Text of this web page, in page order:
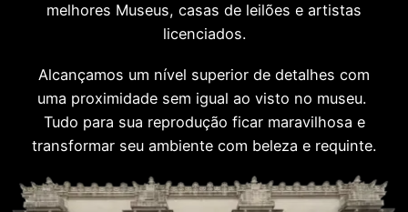
melhores Museus, casas de leilões e artistas
licenciados.
Alcançamos um nível superior de detalhes com
uma proximidade sem igual ao visto no museu.
Tudo para sua reprodução ficar maravilhosa e
transformar seu ambiente com beleza e requinte.